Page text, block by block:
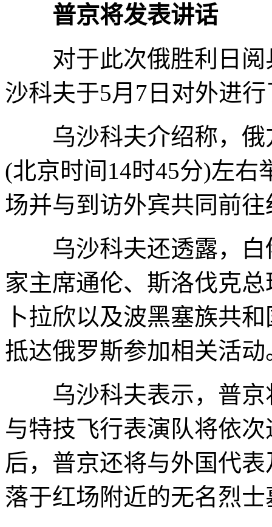
普京将发表讲话
对于此次俄胜利日阅
沙科夫于5月7日对外进
乌沙科夫介绍称，俄
(北京时间14时45分)左
场并与到访外宾共同前
乌沙科夫还透露，白
家主席通伦、斯洛伐克
卜拉欣以及波黑塞族共
抵达俄罗斯参加相关活动
乌沙科夫表示，普京
与特技飞行表演队将依
后，普京还将与外国代
落于红场附近的无名烈